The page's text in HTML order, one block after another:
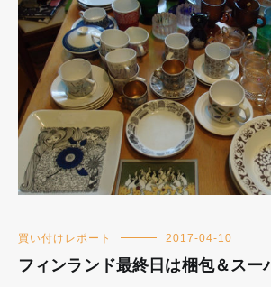
買い付けレポート 2017-04-10
フィンランド最終日は梱包＆スー